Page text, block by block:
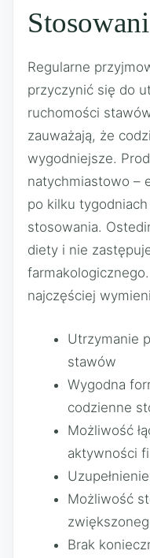
Regularne
przyczynić się do
ruchomości
zauważają, że
wygodniejsze.
natychmiastowo –
po kilku
stosowania.
diety i nie
najczęściej
Utrzymanie
stawów
Wygodna
codzienne
Możliwość
aktywności
Możliwość
Brak